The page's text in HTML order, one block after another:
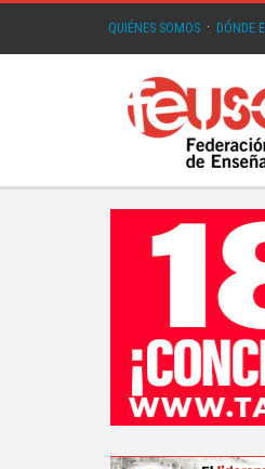
QUIÉNES SOMOS · DÓNDE